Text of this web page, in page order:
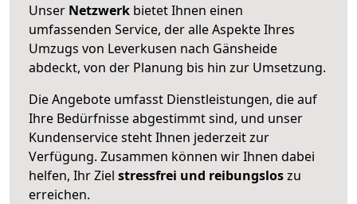
Unser Netzwerk bietet Ihnen einen
umfassenden Service, der alle Aspekte Ihres
Umzugs von Leverkusen nach Gänsheide
abdeckt, von der Planung bis hin zur Umsetzung.
Die Angebote umfasst Dienstleistungen, die auf
Ihre Bedürfnisse abgestimmt sind, und unser
Kundenservice steht Ihnen jederzeit zur
Verfügung. Zusammen können wir Ihnen dabei
helfen, Ihr Ziel stressfrei und reibungsloszu
erreichen.